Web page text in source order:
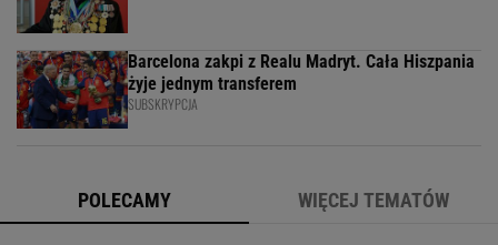
Barcelona zakpi z Realu Madryt. Cała Hiszpania
żyje jednym transferem
SUBSKRYPCJA
POLECAMY WIĘCEJ TEMATÓW